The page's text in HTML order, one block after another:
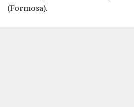
(Formosa).